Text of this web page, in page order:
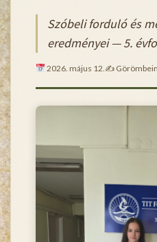
Szóbeli forduló és
eredményei — 5.
2026. május 12.✍️